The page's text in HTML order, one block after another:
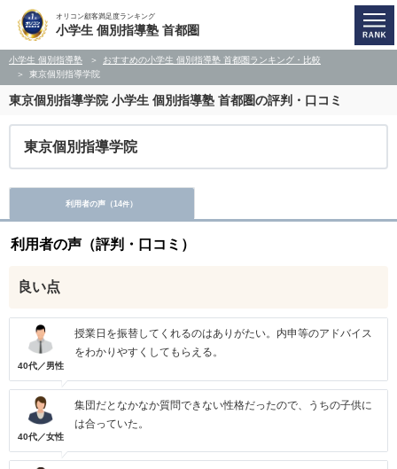
オリコン顧客満足度ランキング
小学生 個別指導塾 首都圏
小学生 個別指導塾
おすすめの小学生 個別指導塾 首都圏ランキング・比較
東京個別指導学院
東京個別指導学院 小学生 個別指導塾 首都圏の評判・口コミ
東京個別指導学院
利用者の声（14件）
利用者の声（評判・口コミ）
良い点
40代／男性
授業日を振替してくれるのはありがたい。内申等のアドバイス
をわかりやすくしてもらえる。
40代／女性
集団だとなかなか質問できない性格だったので、うちの子供に
は合っていた。